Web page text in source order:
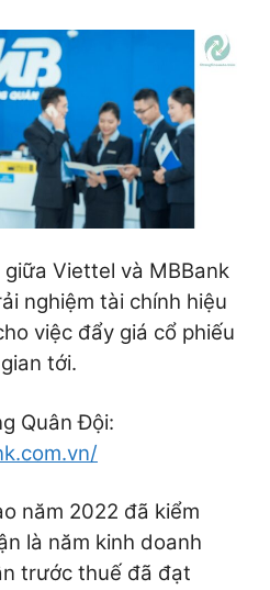
Viettel và MBBank
nghiệm tài chính hiệu
việc đẩy giá cổ phiếu
tới.
Quân Đội:
năm 2022 đã kiểm
là năm kinh doanh
trước thuế đã đạt